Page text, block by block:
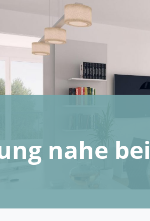
nahe bei